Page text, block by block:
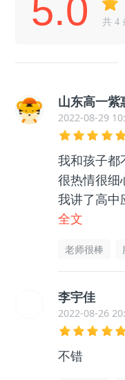
5.0 共4
山东高一紫
2022-08-29
我和孩子都
很热情很细
我讲了高中
帮助孩子等
用的
全文
老师很棒
李宇佳
2022-08-26
不错